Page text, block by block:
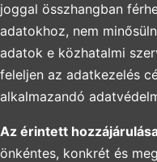
joggal összhangban
adatokhoz, nem
adatok e közhatalmi
feleljen az adatkezelés
alkalmazandó
Az érintett
önkéntes, konkrét és